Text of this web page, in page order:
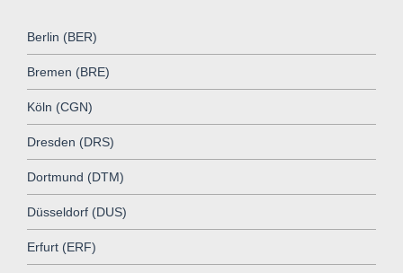
Berlin (BER)
Bremen (BRE)
Köln (CGN)
Dresden (DRS)
Dortmund (DTM)
Düsseldorf (DUS)
Erfurt (ERF)